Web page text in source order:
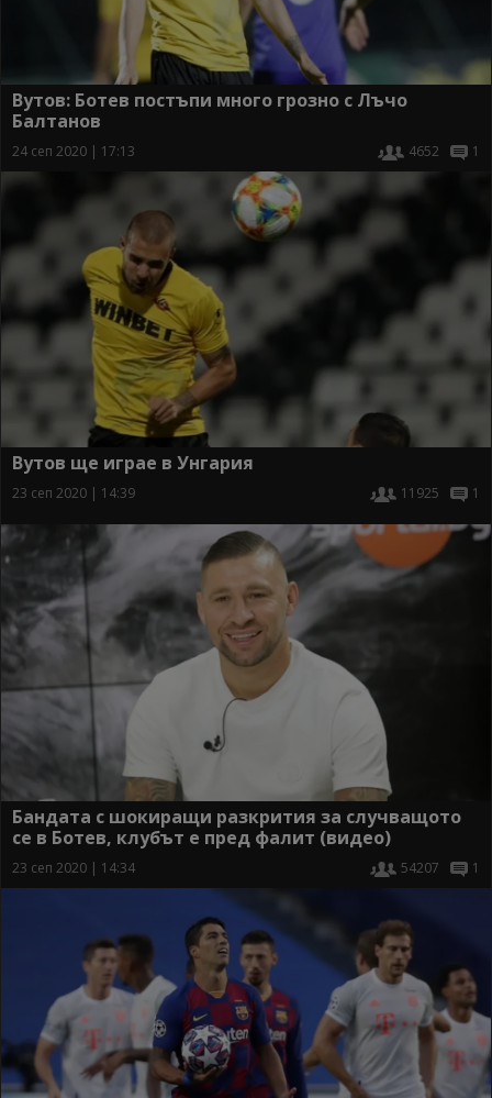
Вутов: Ботев постъпи много грозно с Лъчо
Балтанов
24 сеп 2020 | 17:13 4652 1
Вутов ще играе в Унгария
23 сеп 2020 | 14:39 11925 1
Бандата с шокиращи разкрития за случващото
се в Ботев, клубът е пред фалит (видео)
23 сеп 2020 | 14:34 54207 1